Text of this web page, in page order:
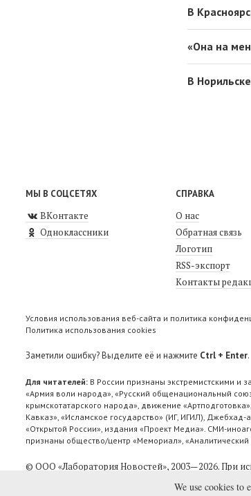
В
«Она на
В
МЫ В СОЦСЕТЯХ
ВКонтакте
Одноклассники
СПРАВКА
О нас
Обратная связь
Логотип
RSS-экспорт
Контакты
Условия использования веб-сайта и политика
Политика использования cookies
Заметили ошибку? Выделите её и нажмите Ctrl + Enter.
Для читателей: В России признаны экстремистскими и
«Армия воли народа», «Русский общенациональный
крымскотатарского народа», движение
Кавказ», «Исламское государство» (ИГ, ИГИЛ),
«Открытой России», издания «Проект Медиа». СМИ-
признаны общество/центр «Мемориал»,
© ООО «Лаборатория Новоcтей», 2003—2026.При
We use cookies to